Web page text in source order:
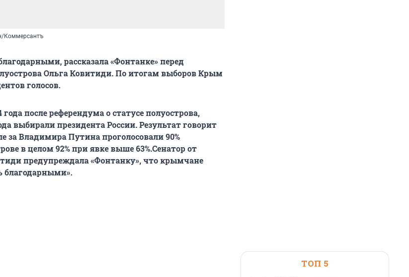
Коммерсантъ
рассказала «Фонтанке» перед
Ольга Ковитиди. По итогам выборов Крым
голосов.
после референдума о статусе полуострова,
выбирали президента России. Результат говорит
за Владимира Путина проголосовали 90%
в целом 92% при явке выше 63%.Сенатор от
предупреждала «Фонтанку», что крымчане
благодарными».
ТОП 5